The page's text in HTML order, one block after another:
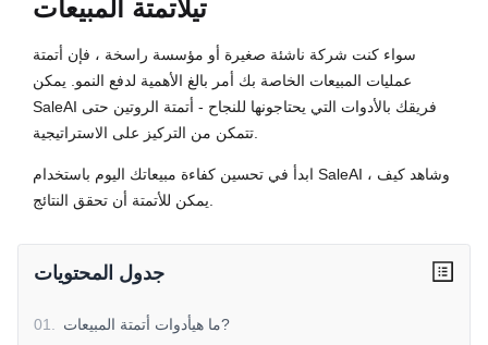
تيلأتمتة المبيعات
سواء كنت شركة ناشئة صغيرة أو مؤسسة راسخة ، فإن أتمتة
عمليات المبيعات الخاصة بك أمر بالغ الأهمية لدفع النمو. يمكن
SaleAI فريقك بالأدوات التي يحتاجونها للنجاح - أتمتة الروتين حتى
تتمكن من التركيز على الاستراتيجية.
ابدأ في تحسين كفاءة مبيعاتك اليوم باستخدام SaleAI ، وشاهد كيف
يمكن للأتمتة أن تحقق النتائج.
جدول المحتويات
01
ما هيأدوات أتمتة المبيعات?